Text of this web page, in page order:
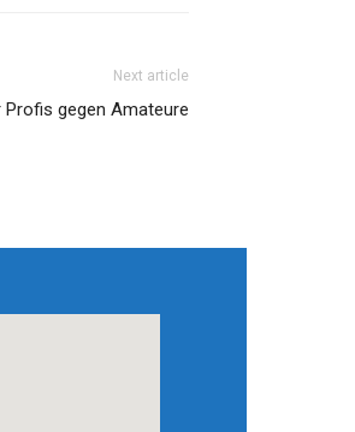
Next article
Profis gegen Amateure